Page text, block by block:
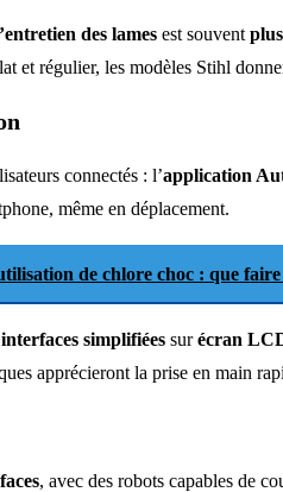
des lames est souvent
et régulier, les modèles Stihl
connectés : l’application
même en déplacement.
de chlore choc : que faire
interfaces simplifiées surécran
apprécieront la prise en main
, avec des robots capables de